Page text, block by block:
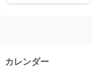
カレンダー